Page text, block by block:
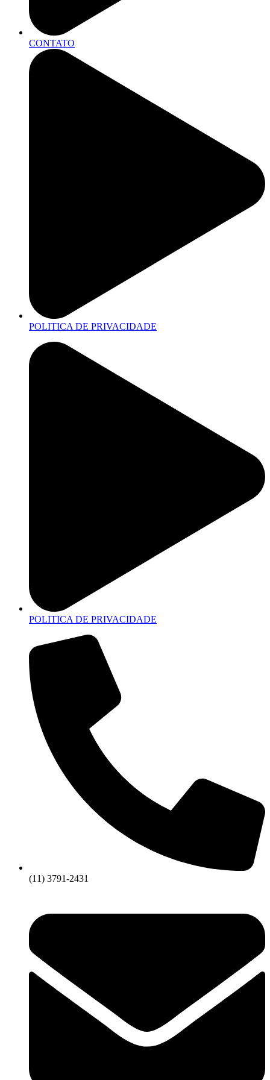
CONTATO
POLITICA DE PRIVACIDADE
POLITICA DE PRIVACIDADE
(11) 3791-2431